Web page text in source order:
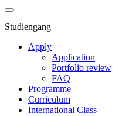
Studiengang
Apply
Application
Portfolio review
FAQ
Programme
Curriculum
International Class